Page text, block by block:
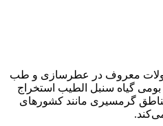
معروف در عطرسازی و طب
گیاه سنبل الطیب استخراج
گرمسیری مانند کشورهای